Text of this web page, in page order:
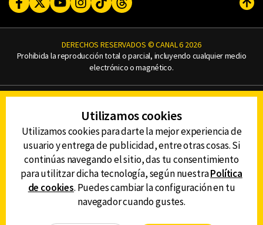
DERECHOS RESERVADOS © CANAL 6 2026
Prohibida la reproducción total o parcial, incluyendo cualquier medio
electrónico o magnético.
AVISO DE PRIVACIDAD
DEFENSORÍA DE LAS AUDIENCIAS
DESCARGA LA APP DE CANAL 6
Utilizamos cookies
Utilizamos cookies para darte la mejor experiencia de
usuario y entrega de publicidad, entre otras cosas. Si
continúas navegando el sitio, das tu consentimiento
para utilitzar dicha tecnología, según nuestraPolítica
de cookies. Puedes cambiar la configuración en tu
navegador cuando gustes.